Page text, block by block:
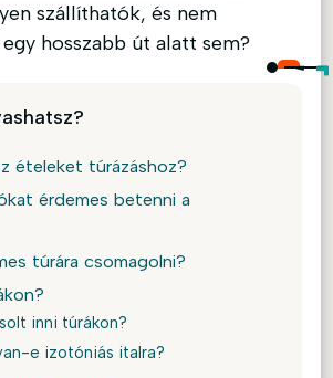
szállíthatók, és nem
hosszabb út alatt sem?
ételeket túrázáshoz?
érdemes betenni a
túrára csomagolni?
inni túrákon?
e izotóniás italra?